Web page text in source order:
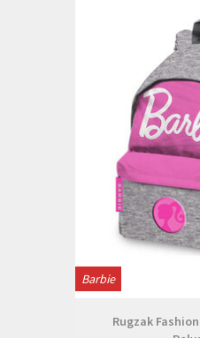
Barbie
Rugzak